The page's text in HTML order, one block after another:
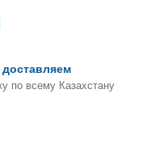
по всему Казахстану